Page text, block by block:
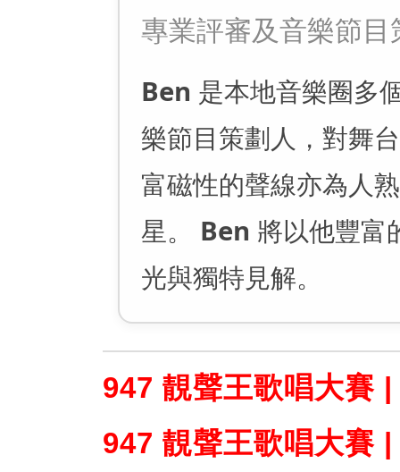
專業評審及音樂節目
Ben 是本地音樂圈多
樂節目策劃人，對舞
富磁性的聲線亦為人
星。 Ben 將以他豐富
光與獨特見解。
947 靚聲王歌唱大賽
947 靚聲王歌唱大賽